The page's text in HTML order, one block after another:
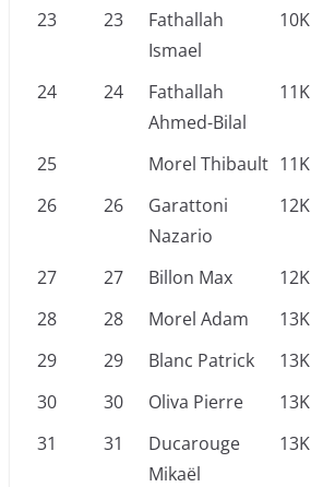
23 23
Fathallah
Ismael
10K
24 24
Fathallah
Ahmed-Bilal
11K
25 Morel Thibault 11K
26
26
Garattoni
Nazario
12K
27 27 Billon Max 12K
28
28 Morel Adam 13K
29
29 Blanc Patrick 13K
30
30 Oliva Pierre 13K
31
31
Ducarouge
Mikaël
13K